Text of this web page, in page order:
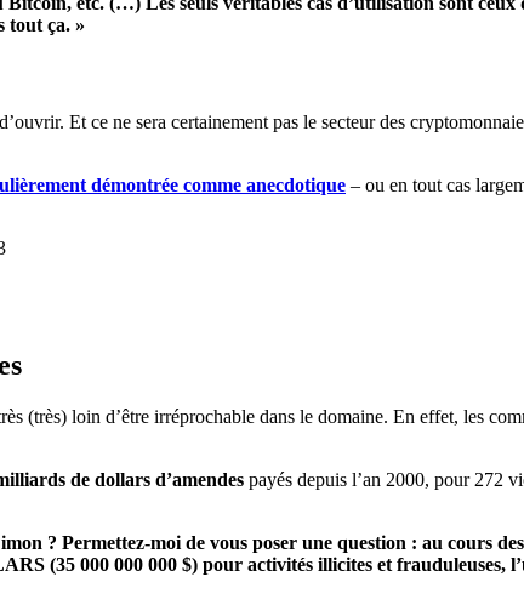
tout ça. »
Et ce ne sera certainement pas le secteur des
démontrée comme anecdotique – ou en tout cas
(très) loin d’être irréprochable dans le domaine. En effet, les
de dollars d’amendes payés depuis l’an 2000, pour 272
? Permettez-moi de vous poser une question : au cours
000 000 000 $) pour activités illicites et frauduleuses,